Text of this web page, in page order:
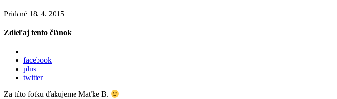
Pridané 18. 4. 2015
Zdieľaj tento článok
facebook
plus
twitter
Za túto fotku ďakujeme Maťke B.